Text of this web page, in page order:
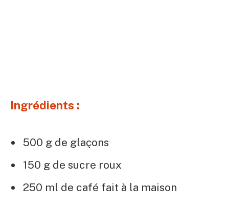
Ingrédients :
500 g de glaçons
150 g de sucre roux
250 ml de café fait à la maison